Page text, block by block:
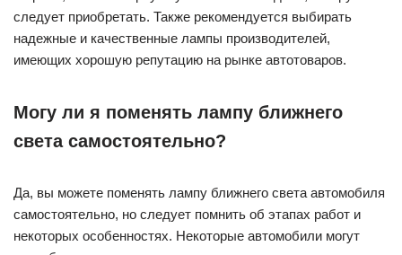
следует приобретать. Также рекомендуется выбирать
надежные и качественные лампы производителей,
имеющих хорошую репутацию на рынке автотоваров.
Могу ли я поменять лампу ближнего
света самостоятельно?
Да, вы можете поменять лампу ближнего света автомобиля
самостоятельно, но следует помнить об этапах работ и
некоторых особенностях. Некоторые автомобили могут